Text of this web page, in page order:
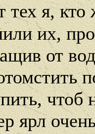
я, кто
их,
от
чтоб не
очень